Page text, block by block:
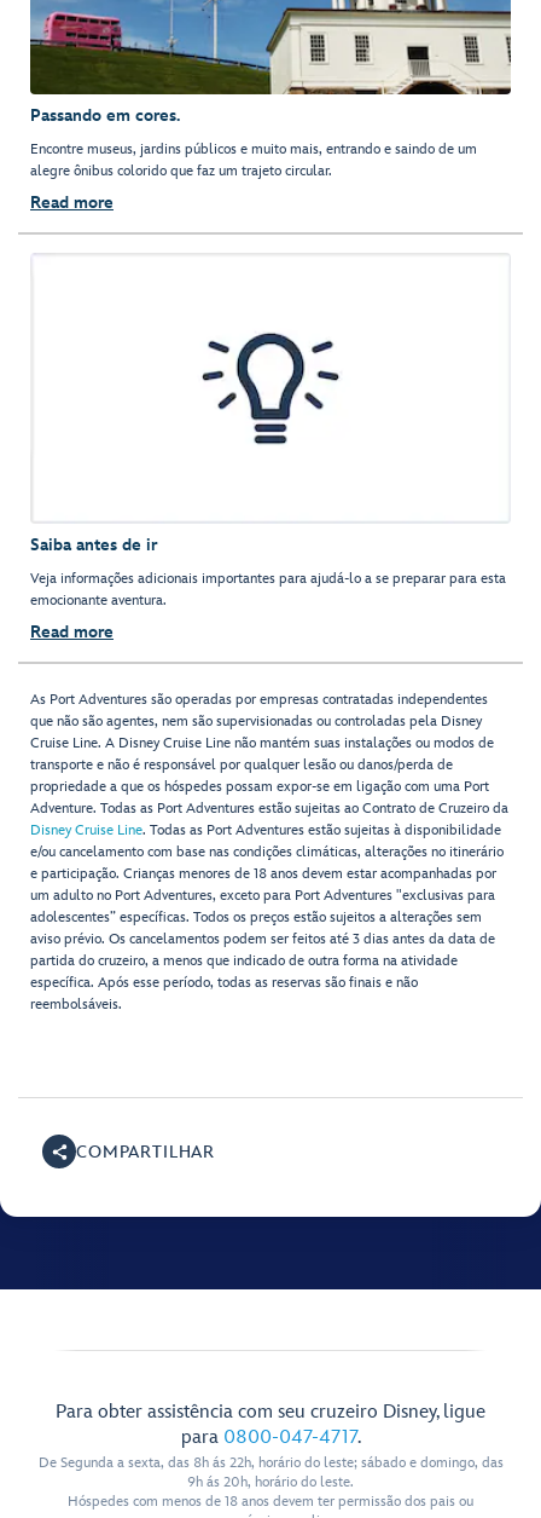
Passando em cores.
Encontre museus, jardins públicos e muito mais, entrando e saindo de um
alegre ônibus colorido que faz um trajeto circular.
Read more
Saiba antes de ir
Veja informações adicionais importantes para ajudá-lo a se preparar para esta
emocionante aventura.
Read more
As Port Adventures são operadas por empresas contratadas independentes
que não são agentes, nem são supervisionadas ou controladas pela Disney
Cruise Line. A Disney Cruise Line não mantém suas instalações ou modos de
transporte e não é responsável por qualquer lesão ou danos/perda de
propriedade a que os hóspedes possam expor-se em ligação com uma Port
Adventure. Todas as Port Adventures estão sujeitas ao Contrato de Cruzeiro da
Disney Cruise Line. Todas as Port Adventures estão sujeitas à disponibilidade
e/ou cancelamento com base nas condições climáticas, alterações no itinerário
e participação. Crianças menores de 18 anos devem estar acompanhadas por
um adulto no Port Adventures, exceto para Port Adventures "exclusivas para
adolescentes” específicas. Todos os preços estão sujeitos a alterações sem
aviso prévio. Os cancelamentos podem ser feitos até 3 dias antes da data de
partida do cruzeiro, a menos que indicado de outra forma na atividade
específica. Após esse período, todas as reservas são finais e não
reembolsáveis.
COMPARTILHAR
Para obter assistência com seu cruzeiro Disney, ligue
para 0800-047-4717.
De Segunda a sexta, das 8h ás 22h, horário do leste; sábado e domingo, das
9h ás 20h, horário do leste.
Hóspedes com menos de 18 anos devem ter permissão dos pais ou